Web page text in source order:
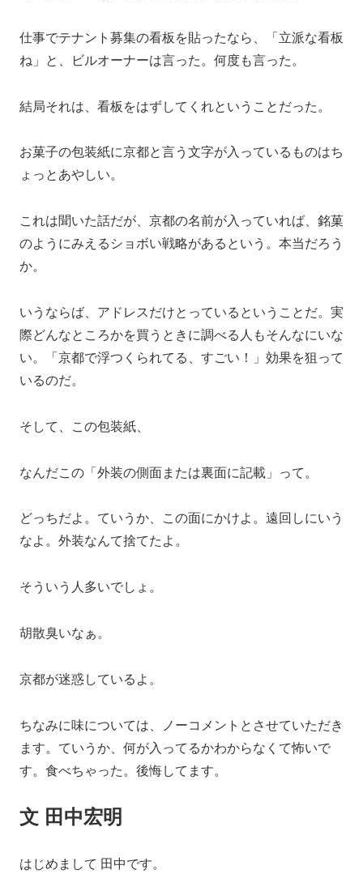
仕事でテナント募集の看板を貼ったなら、「立派な看板
ね」と、ビルオーナーは言った。何度も言った。
結局それは、看板をはずしてくれということだった。
お菓子の包装紙に京都と言う文字が入っているものはち
ょっとあやしい。
これは聞いた話だが、京都の名前が入っていれば、銘菓
のようにみえるショボい戦略があるという。本当だろう
か。
いうならば、アドレスだけとっているということだ。実
際どんなところかを買うときに調べる人もそんなにいな
い。「京都で浮つくられてる、すごい！」効果を狙って
いるのだ。
そして、この包装紙、
なんだこの「外装の側面または裏面に記載」って。
どっちだよ。ていうか、この面にかけよ。遠回しにいう
なよ。外装なんて捨てたよ。
そういう人多いでしょ。
胡散臭いなぁ。
京都が迷惑しているよ。
ちなみに味については、ノーコメントとさせていただき
ます。ていうか、何が入ってるかわからなくて怖いで
す。食べちゃった。後悔してます。
文 田中宏明
はじめまして 田中です。